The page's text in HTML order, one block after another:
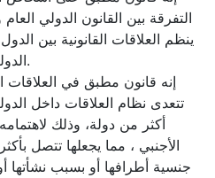
التفرقة بين القانون الدولي
ينظم العلاقات القانونية بين
تتعدى نظام العلاقات داخل
أكثر من دولة، وذلك
الأجنبي ، مما يجعلها تتصل
جنسية أطرافها أو بسبب نشأتها